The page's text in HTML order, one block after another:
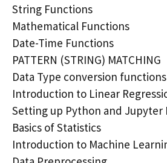
String Functions
Mathematical Functions
Date-Time Functions
PATTERN (STRING) MATCHING
Data Type conversion functions
Introduction to Linear
Setting up Python and Jupyter
Basics of Statistics
Introduction to Machine